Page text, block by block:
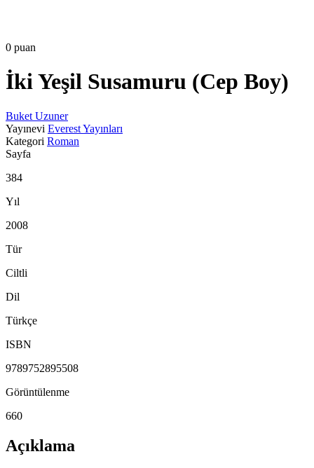
0 puan
İki Yeşil Susamuru (Cep Boy)
Buket Uzuner
Yayınevi Everest Yayınları
Kategori Roman
Sayfa
384
Yıl
2008
Tür
Ciltli
Dil
Türkçe
ISBN
9789752895508
Görüntülenme
660
Açıklama